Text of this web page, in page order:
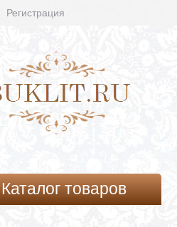
Регистрация
Каталог товаров